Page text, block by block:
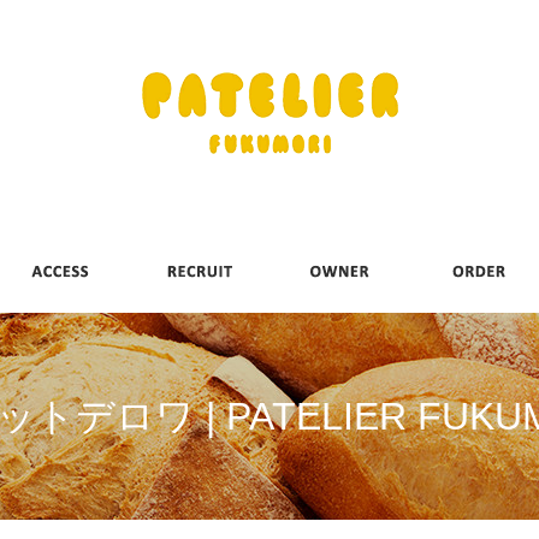
トデロワ | PATELIER